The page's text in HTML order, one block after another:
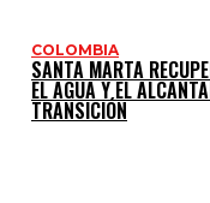
COLOMBIA
SANTA MARTA
EL AGUA Y EL
TRANSICIÓN